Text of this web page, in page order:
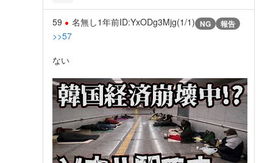
59 名無し1年前ID:YxODg3Mjg(1/1) NG 報告
>>57
ない